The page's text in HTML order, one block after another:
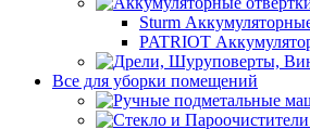
Sturm
PATRIOT
Все для уборки помещений